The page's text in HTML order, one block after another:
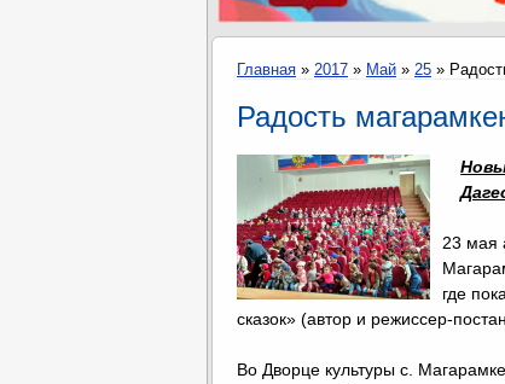
Главная » 2017 » Май » 25 »
Радость
23 мая
где
сказок» (автор и режиссер-
Во Дворце культуры с.